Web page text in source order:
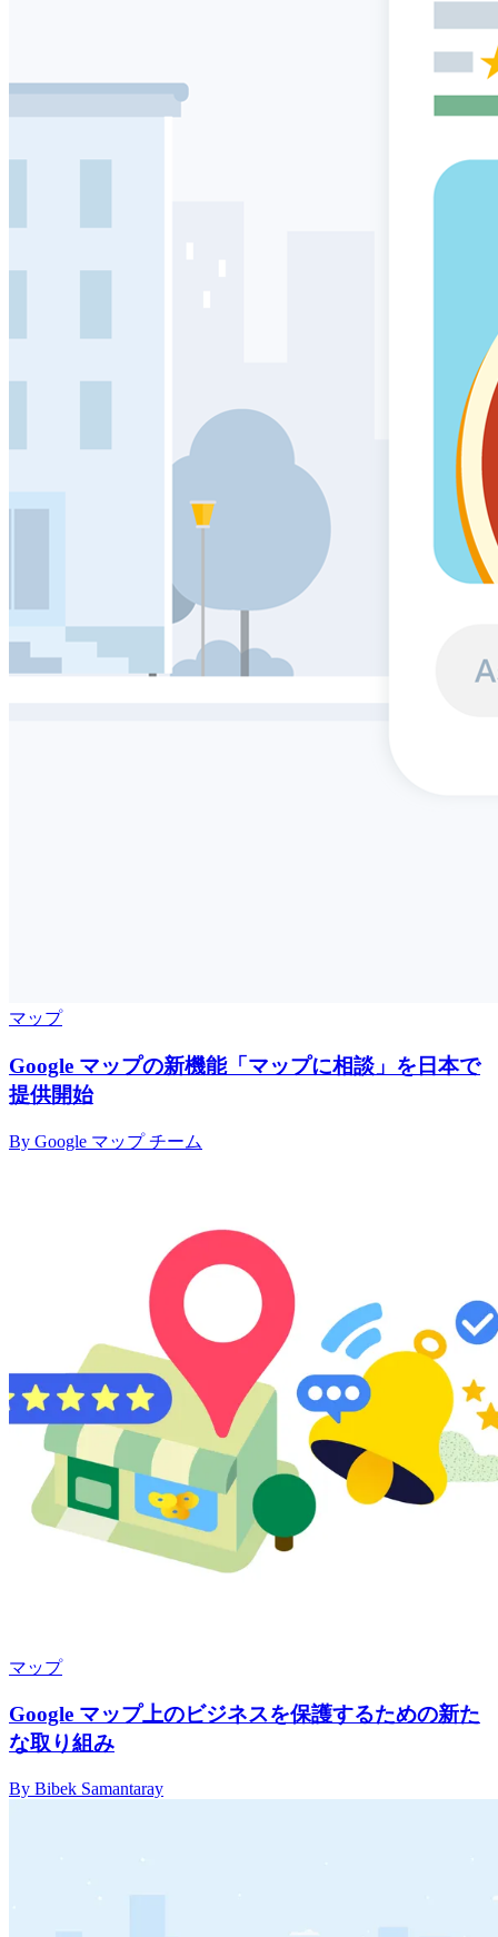
マップ
Google マップの新機能「マップに相談」を日本で
提供開始
By Google マップ チーム
マップ
Google マップ上のビジネスを保護するための新た
な取り組み
By Bibek Samantaray